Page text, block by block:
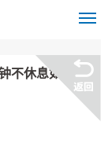
不休息如何分